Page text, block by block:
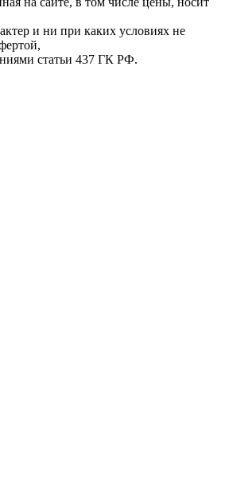
и ни при каких условиях не
статьи 437 ГК РФ.